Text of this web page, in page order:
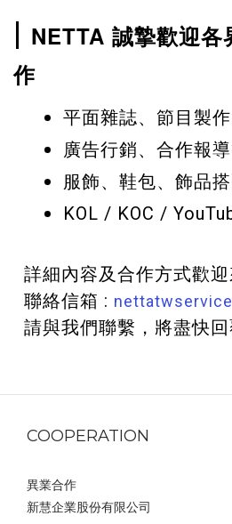
| NETTA 誠摯歡迎各
作
平面雜誌、節目製
廣告行銷、合作報
服飾、鞋包、飾品
KOL / KOC /
詳細內容及合作方式歡迎
聯絡信箱 :
請與我們聯繫，將盡快回
COOPERATION
異業合作
新慧企業股份有限公司